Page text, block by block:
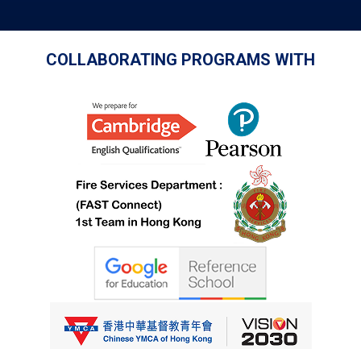
COLLABORATING PROGRAMS WITH